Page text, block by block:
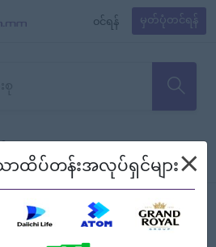
၀င်ရန် မှတ်ပုံတင်ရန်
စစ်ရန် စဉ်၍ကြည့်မည်
ထိပ်တန်းအလုပ်ရှင်များ×